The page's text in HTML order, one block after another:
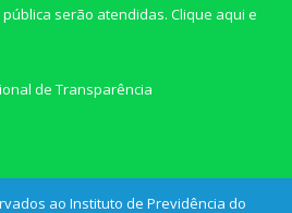
serão atendidas. Clique aqui e
de Transparência
ao Instituto de Previdência do